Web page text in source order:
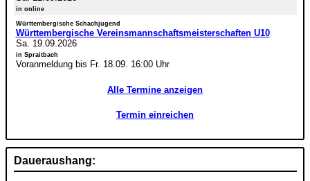
in online
Württembergische Schachjugend
Württembergische Vereinsmannschaftsmeisterschaften U10
Sa. 19.09.2026
in Spraitbach
Voranmeldung bis Fr. 18.09. 16:00 Uhr
Alle Termine anzeigen
Termin einreichen
Daueraushang: